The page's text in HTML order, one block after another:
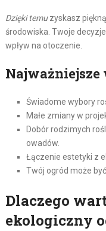
Dzięki temuzyskasz
środowiska. Twoje
wpływ na otoczenie.
Świadome wybory
Małe zmiany w
Dobór rodzimych
owadów.
Łączenie estetyki z
Twój ogród może
Dlaczego
ekologiczny